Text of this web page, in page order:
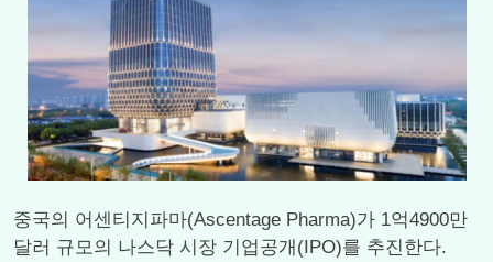
중국의 어센티지파마(Ascentage Pharma)가 1억4900만
달러 규모의 나스닥 시장 기업공개(IPO)를 추진한다.